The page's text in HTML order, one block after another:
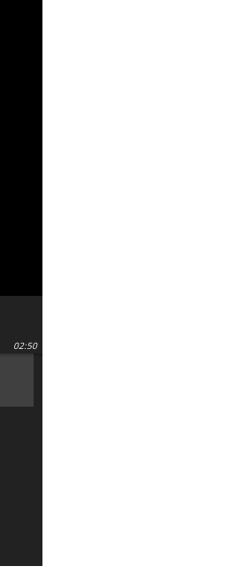
02:50